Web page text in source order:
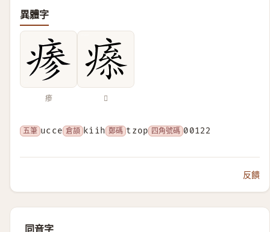
異體字
瘆 𤺑
五筆 ucce 倉頡 kiih 鄭碼 tzop 四角號碼 00122
反饋
同音字